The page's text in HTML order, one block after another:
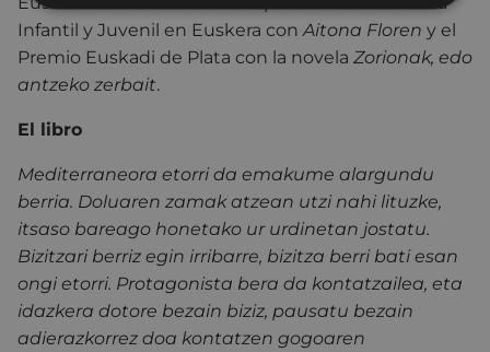
Infantil y Juvenil en Euskera conAitona Floren y el
Premio Euskadi de Plata con la novela Zorionak, edo
antzeko zerbait.
El libro
Mediterraneora etorri da emakume alargundu
berria. Doluaren zamak atzean utzi nahi lituzke,
itsaso bareago honetako ur urdinetan jostatu.
Bizitzari berriz egin irribarre, bizitza berri bati esan
ongi etorri. Protagonista bera da kontatzailea, eta
idazkera dotore bezain biziz, pausatu bezain
adierazkorrez doa kontatzen gogoaren